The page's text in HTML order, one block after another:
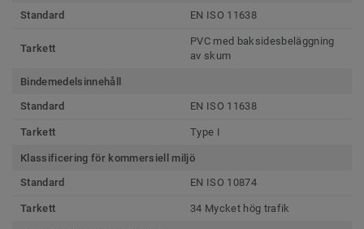
Standard
EN ISO 11638
Tarkett
PVC med baksidesbeläggning
av skum
Bindemedelsinnehåll
Standard
EN ISO 11638
Tarkett Type I
Klassificering för kommersiell miljö
Standard
EN ISO 10874
Tarkett 34 Mycket hög trafik